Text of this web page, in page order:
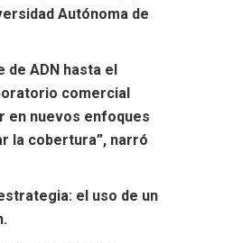
Autónoma de
ADN hasta el
comercial
en nuevos enfoques
la cobertura”, narró
el uso de un